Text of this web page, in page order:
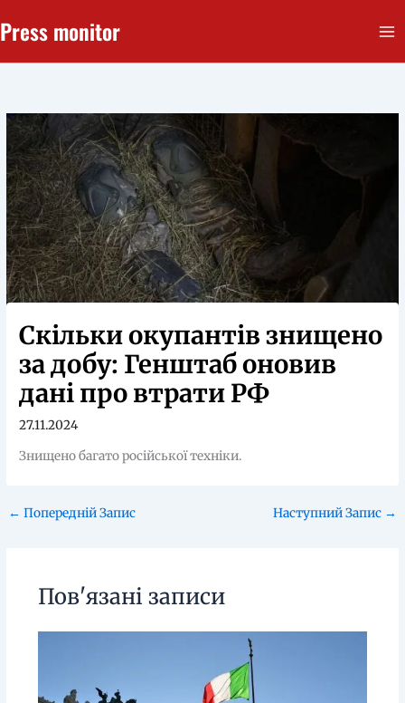
до
Press monitor
Скільки окупантів знищено
за добу: Генштаб оновив
дані про втрати РФ
27.11.2024
Знищено багато російської техніки.
← Попередній Запис Наступний Запис →
Пов'язані записи